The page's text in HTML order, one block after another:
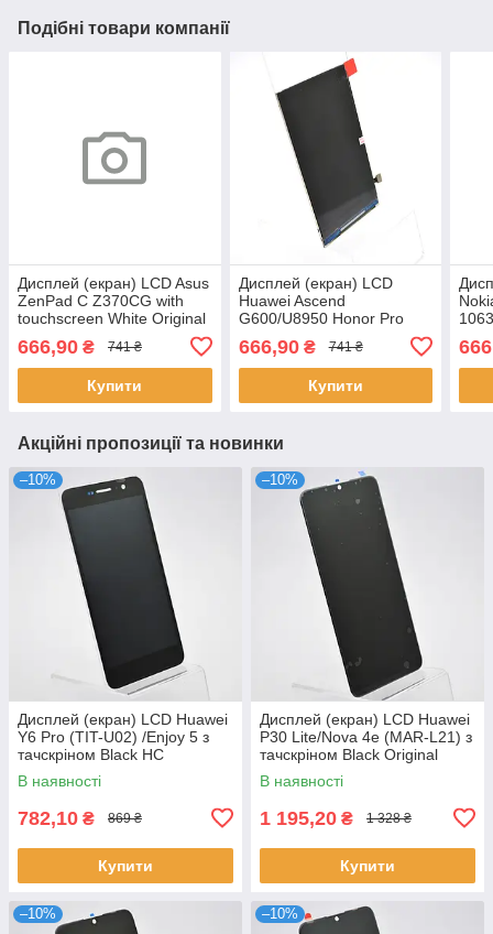
Подібні товари компанії
Дисплей (екран) LCD Asus
ZenPad C Z370CG with
touchscreen White Original
666,90 ₴ 741 ₴
Купити
Дисплей (екран) LCD
Huawei Ascend
G600/U8950 Honor Pro
666,90₴ 741 ₴
Купити
Акційні пропозиції та новинки
–10%
Дисплей (екран) LCD Huawei
Y6 Pro (TIT-U02) /Enjoy 5 з
тачскріном Black HC
В наявності
782,10 ₴ 869 ₴
Купити
–10%
Дисплей (екран) LCD Huawei
P30 Lite/Nova 4e (MAR-L21) з
тачскріном Black Original
В наявності
1 195,20 ₴ 1 328 ₴
Купити
–10% –10%